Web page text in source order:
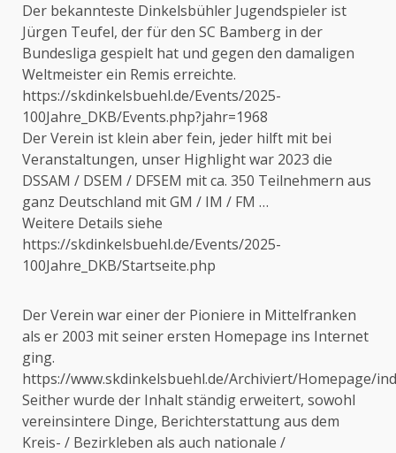
Der bekannteste Dinkelsbühler Jugendspieler ist
Jürgen Teufel, der für den SC Bamberg in der
Bundesliga gespielt hat und gegen den damaligen
Weltmeister ein Remis erreichte.
https://skdinkelsbuehl.de/Events/2025-
100Jahre_DKB/Events.php?jahr=1968
Der Verein ist klein aber fein, jeder hilft mit bei
Veranstaltungen, unser Highlight war 2023 die
DSSAM / DSEM / DFSEM mit ca. 350 Teilnehmern aus
ganz Deutschland mit GM / IM / FM …
Weitere Details siehe
https://skdinkelsbuehl.de/Events/2025-
100Jahre_DKB/Startseite.php
Der Verein war einer der Pioniere in Mittelfranken
als er 2003 mit seiner ersten Homepage ins Internet
ging.
https://www.skdinkelsbuehl.de/Archiviert/Homepage/
Seither wurde der Inhalt ständig erweitert, sowohl
vereinsintere Dinge, Berichterstattung aus dem
Kreis- / Bezirkleben als auch nationale /